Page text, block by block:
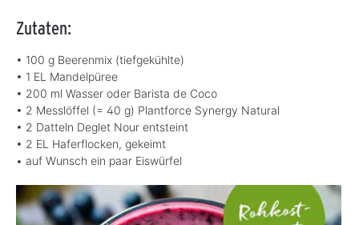
Zutaten:
• 100 g Beerenmix (tiefgekühlte)
• 1 EL Mandelpüree
• 200 ml Wasser oder Barista de Coco
• 2 Messlöffel (= 40 g) Plantforce Synergy Natural
• 2 Datteln Deglet Nour entsteint
• 2 EL Haferflocken, gekeimt
• auf Wunsch ein paar Eiswürfel